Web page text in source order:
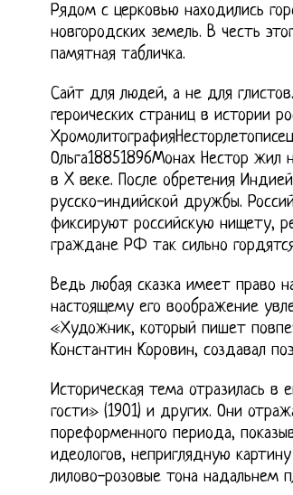
Рядом с церковью находились
новгородских земель. В честь
памятная табличка.
Сайт для людей, а не для
героических страниц в истории
Ольга18851896Монах Нестор
в X веке. После обретения
русско-индийской дружбы.
фиксируют российскую нищету,
граждане РФ так сильно
Ведь любая сказка имеет право
настоящему его воображение
«Художник, который пишет
Константин Коровин, создавал
Историческая тема отразилась в
гости» (1901) и других. Они
пореформенного периода,
идеологов, неприглядную
лилово-розовые тона надальнем